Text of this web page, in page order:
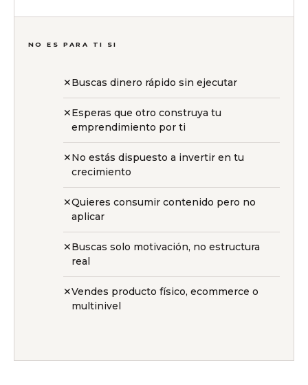
NO ES PARA TI SI
Buscas dinero rápido sin ejecutar
Esperas que otro construya tu
emprendimiento por ti
No estás dispuesto a invertir en tu
crecimiento
Quieres consumir contenido pero no
aplicar
Buscas solo motivación, no estructura
real
Vendes producto físico, ecommerce o
multinivel